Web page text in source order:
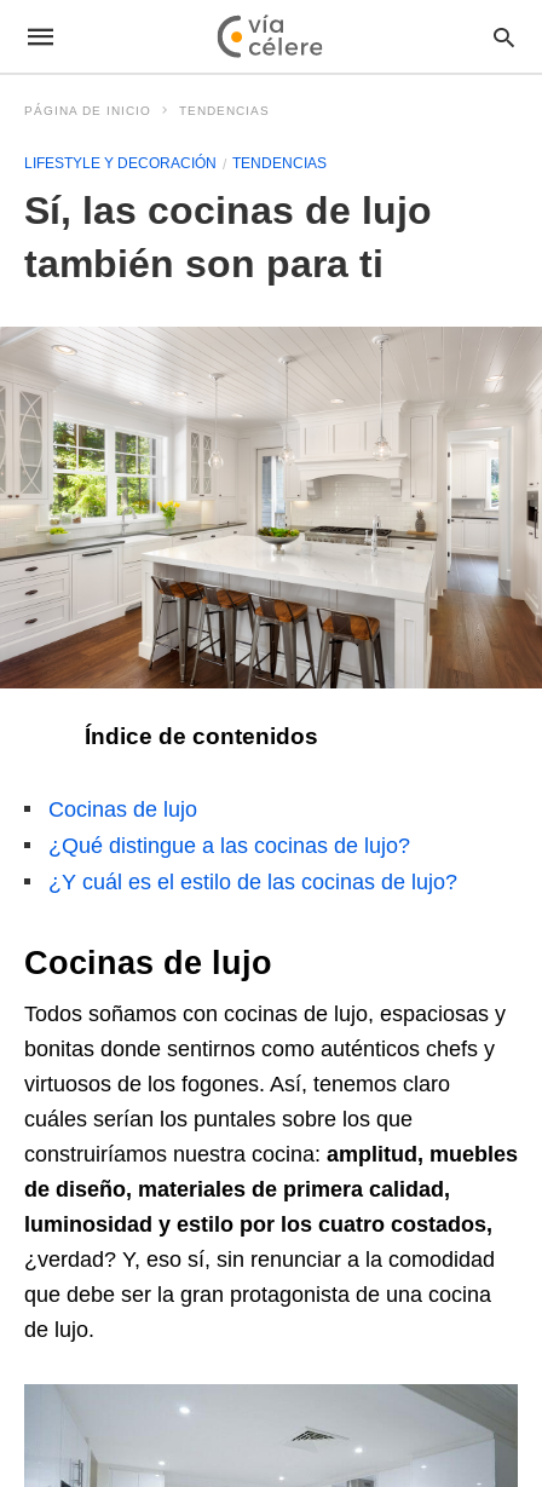
PÁGINA DE INICIO TENDENCIAS
LIFESTYLE Y DECORACIÓN TENDENCIAS
Sí, las cocinas de lujo
también son para ti
Índice de contenidos
Cocinas de lujo
¿Qué distingue a las cocinas de lujo?
¿Y cuál es el estilo de las cocinas de lujo?
Cocinas de lujo
Todos soñamos con cocinas de lujo, espaciosas y
bonitas donde sentirnos como auténticos chefs y
virtuosos de los fogones. Así, tenemos claro
cuáles serían los puntales sobre los que
construiríamos nuestra cocina: amplitud, muebles
de diseño, materiales de primera calidad,
luminosidad y estilo por los cuatro costados,
¿verdad? Y, eso sí, sin renunciar a la comodidad
que debe ser la gran protagonista de una cocina
de lujo.